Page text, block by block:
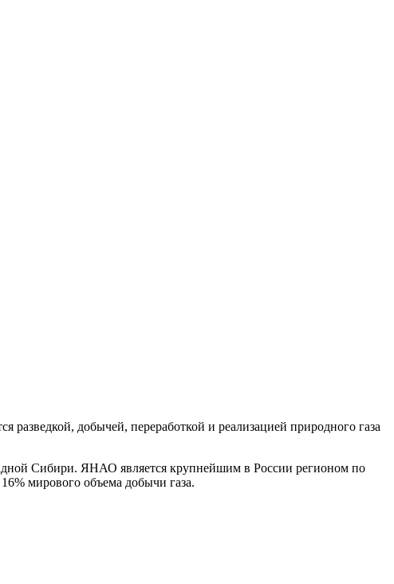
добычей, переработкой и реализацией природного газа
Сибири. ЯНАО является крупнейшим в России регионом по
мирового объема добычи газа.